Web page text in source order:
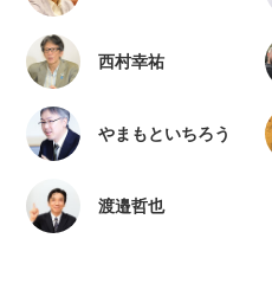
西村幸祐
やまもといちろう
渡邉哲也